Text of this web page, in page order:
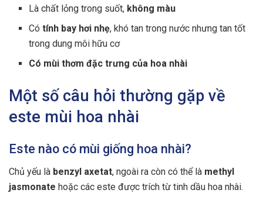
Là chất lỏng trong suốt, không màu
Cótính bay hơi nhẹ, khó tan trong nước nhưng tan tốt
trong dung môi hữu cơ
Có mùi thơm đặc trưng của hoa nhài
Một số câu hỏi thường gặp về
este mùi hoa nhài
Este nào có mùi giống hoa nhài?
Chủ yếu là benzyl axetat, ngoài ra còn có thể là methyl
jasmonate hoặc các este được trích từ tinh dầu hoa nhài.